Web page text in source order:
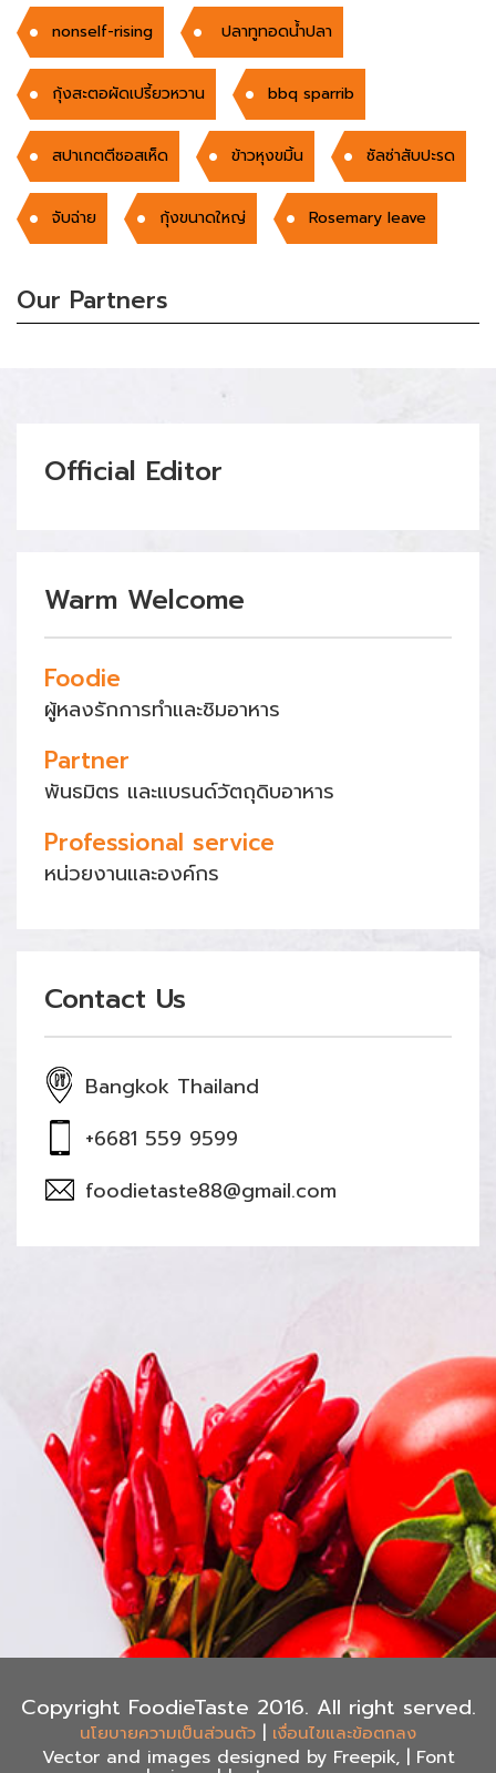
nonself-rising ปลาทูทอดน้ำปลา
กุ้งสะตอผัดเปรี้ยวหวาน bbq sparrib
สปาเกตตีซอสเห็ด ข้าวหุงขมิ้น ซัลซ่าสับปะรด
จับฉ่าย กุ้งขนาดใหญ่ Rosemary leave
Our Partners
Official Editor
Warm Welcome
Foodie
ผู้หลงรักการทำและชิมอาหาร
Partner
พันธมิตร และแบรนด์วัตถุดิบอาหาร
Professional service
หน่วยงานและองค์กร
Contact Us
Bangkok Thailand
+6681 559 9599
foodietaste88@gmail.com
Copyright FoodieTaste 2016. All right served.
นโยบายความเป็นส่วนตัว | เงื่อนไขและข้อตกลง
Vector and images designed by Freepik, | Font